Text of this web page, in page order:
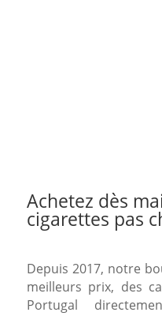
Achetez dès
cigarettes pas
Depuis 2017, notre
meilleurs prix, des
Portugal